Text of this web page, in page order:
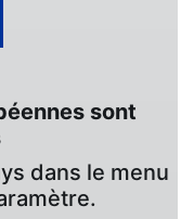
sont
dans le menu